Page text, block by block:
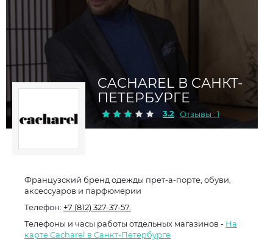
CACHAREL В САНКТ-
ПЕТЕРБУРГЕ
3.2 Отзывы : 1
Французский бренд одежды прет-а-порте, обуви,
аксессуаров и парфюмерии
Телефон: +7 (812) 327-37-57.
Телефоны и часы работы отдельных магазинов - На
карте Cacharel в Санкт-Петербурге